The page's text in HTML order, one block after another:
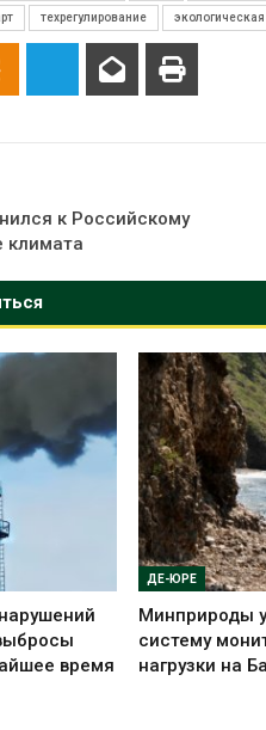
техрегулирование
к Российскому
климата
время
ДЕ-ЮРЕ
Минприроды
систему
нагрузки на